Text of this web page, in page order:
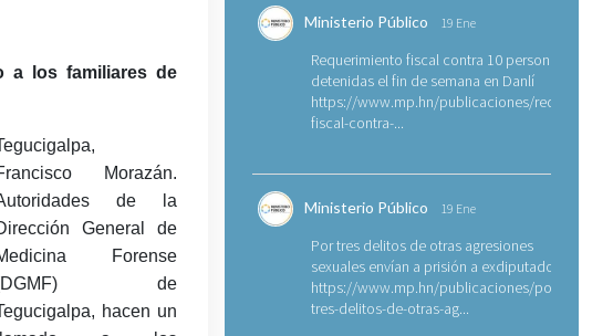
a los familiares de
Morazán.
de la
General de
Forense
de
hacen un
Ministerio Público 19 Ene
Requerimiento fiscal contra 10 personas
detenidas el fin de semana en Danlí
https://www.mp.hn/publicaciones/
fiscal-contra-...
Ministerio Público 19 Ene
Por tres delitos de otras agresiones
sexuales envían a prisión a exdiputado
https://www.mp.hn/publicaciones/por-
tres-delitos-de-otras-ag...